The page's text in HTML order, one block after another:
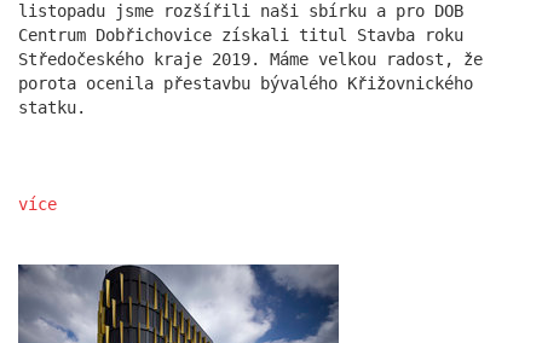
listopadu jsme rozšířili naši sbírku a pro DOB
Centrum Dobřichovice získali titul Stavba roku
Středočeského kraje 2019. Máme velkou radost, že
porota ocenila přestavbu bývalého Křižovnického
statku.
více